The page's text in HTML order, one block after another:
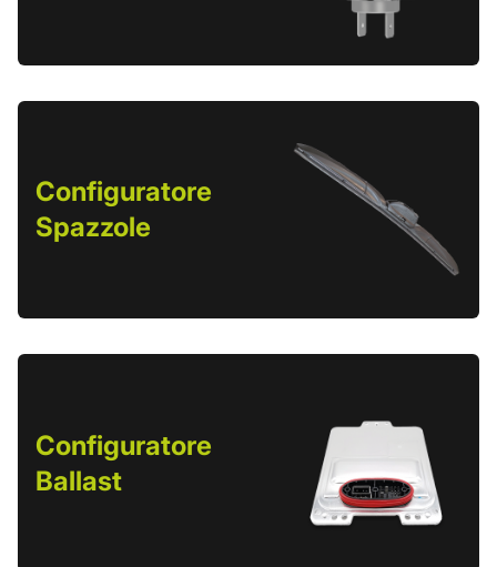
Configuratore
Spazzole
Configuratore
Ballast